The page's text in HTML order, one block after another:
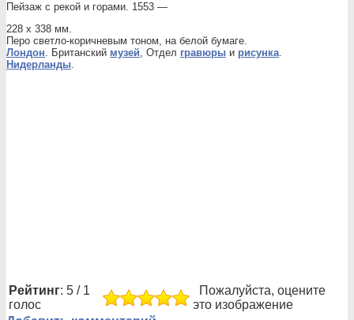
Пейзаж с рекой и горами. 1553 —
228 х 338 мм.
Перо светло-коричневым тоном, на белой бумаге.
Лондон. Британский музей, Отдел гравюры и рисунка.
Нидерланды.
Рейтинг: 5 / 1
голос
Пожалуйста, оцените
это изображение